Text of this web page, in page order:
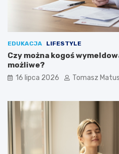
EDUKACJA LIFESTYLE
Czy można kogoś
możliwe?
16 lipca 2026 Tomasz